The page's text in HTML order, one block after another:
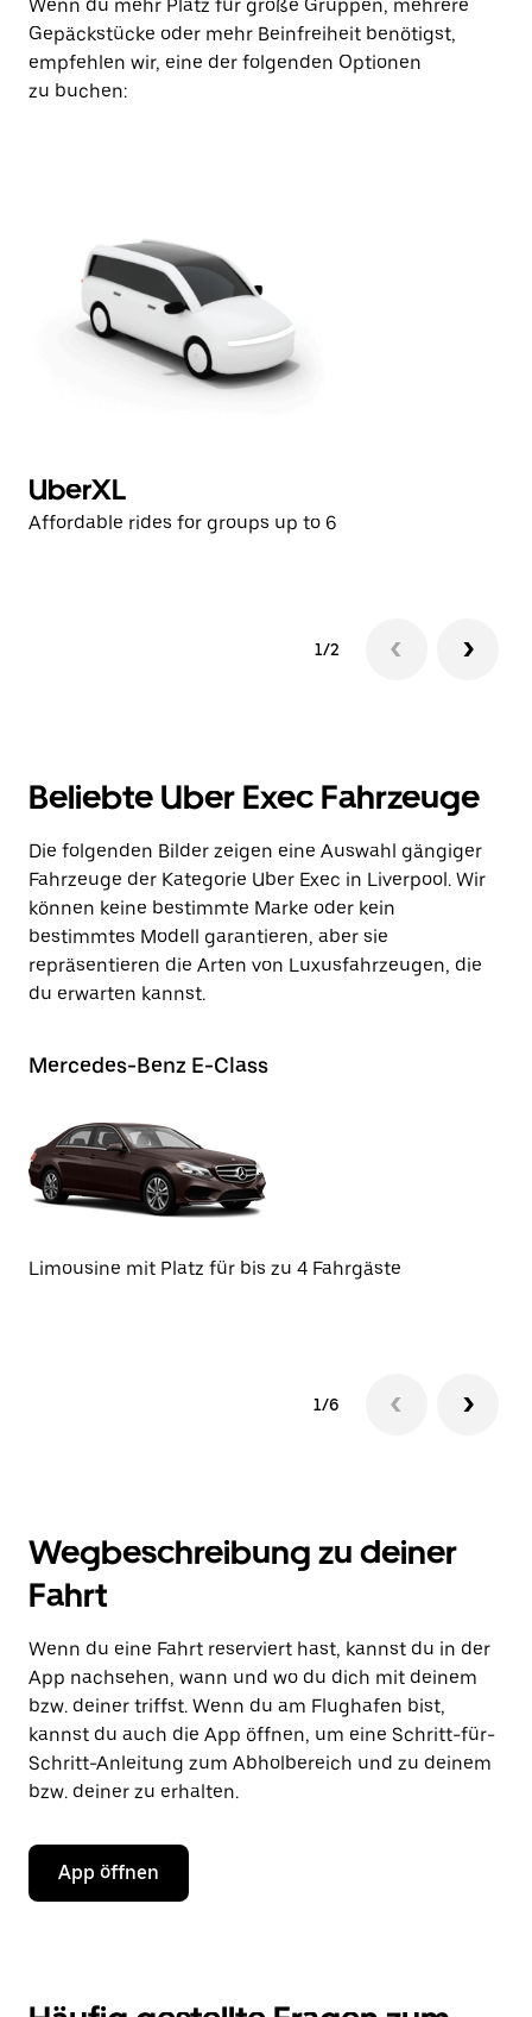
Wenn du mehr Platz für große Gruppen, mehrere
Gepäckstücke oder mehr Beinfreiheit benötigst,
empfehlen wir, eine der folgenden Optionen
zu buchen:
UberXL
Affordable rides for groups up to 6
1/2
Beliebte Uber Exec Fahrzeuge
Die folgenden Bilder zeigen eine Auswahl gängiger
Fahrzeuge der Kategorie Uber Exec in Liverpool. Wir
können keine bestimmte Marke oder kein
bestimmtes Modell garantieren, aber sie
repräsentieren die Arten von Luxusfahrzeugen, die
du erwarten kannst.
Mercedes-Benz E-Class
Limousine mit Platz für bis zu 4 Fahrgäste
1/6
Wegbeschreibung zu deiner
Fahrt
Wenn du eine Fahrt reserviert hast, kannst du in der
App nachsehen, wann und wo du dich mit deinem
bzw. deiner triffst. Wenn du am Flughafen bist,
kannst du auch die App öffnen, um eine Schritt-für-
Schritt-Anleitung zum Abholbereich und zu deinem
bzw. deiner zu erhalten.
App öffnen